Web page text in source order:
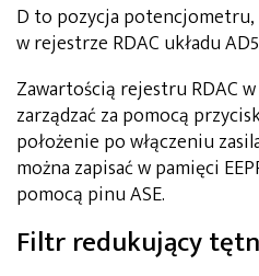
D to pozycja potencjometru,
w rejestrze RDAC układu
Zawartością rejestru RDAC w
zarządzać za pomocą
położenie po włączeniu
można zapisać w pamięci
pomocą pinu ASE.
Filtr redukujący